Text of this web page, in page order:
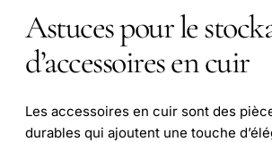
Astuces pour le
d’accessoires en cuir
Les accessoires en cuir sont des
durables qui ajoutent une touche